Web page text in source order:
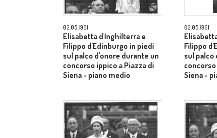
02.05.1961
Elisabetta d'Inghilterra e
Filippo d'Edinburgo in piedi
sul palco d'onore durante un
concorso ippico a Piazza di
Siena - piano medio
02.05.1961
Filippo
sul palco
Siena -